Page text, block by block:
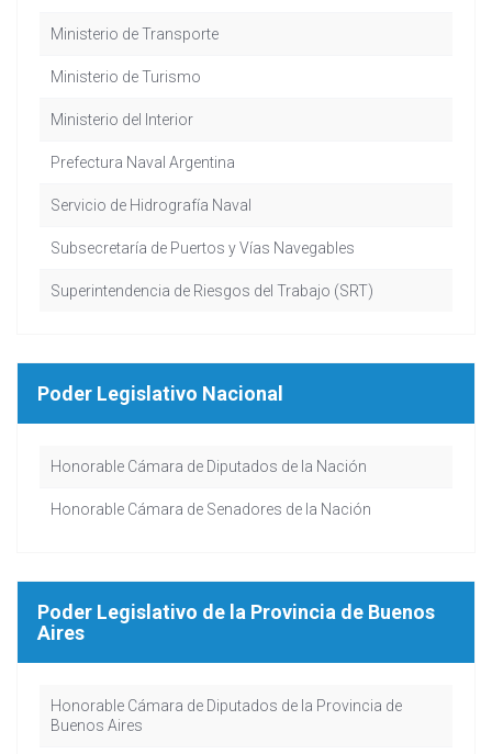
Ministerio de Transporte
Ministerio de Turismo
Ministerio del Interior
Prefectura Naval Argentina
Servicio de Hidrografía Naval
Subsecretaría de Puertos y Vías Navegables
Superintendencia de Riesgos del Trabajo (SRT)
Poder Legislativo Nacional
Honorable Cámara de Diputados de la Nación
Honorable Cámara de Senadores de la Nación
Poder Legislativo de la Provincia de Buenos
Aires
Honorable Cámara de Diputados de la Provincia de
Buenos Aires